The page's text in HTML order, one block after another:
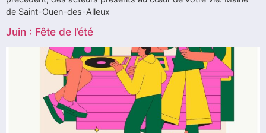
de Saint-Ouen-des-Alleux
Juin : Fête de l’été